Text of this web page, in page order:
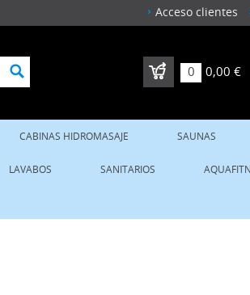
Acceso clientes
0 0,00 €
CABINAS HIDROMASAJE SAUNAS
LAVABOS SANITARIOS